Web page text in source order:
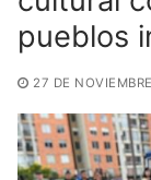
pueblos
27 DE